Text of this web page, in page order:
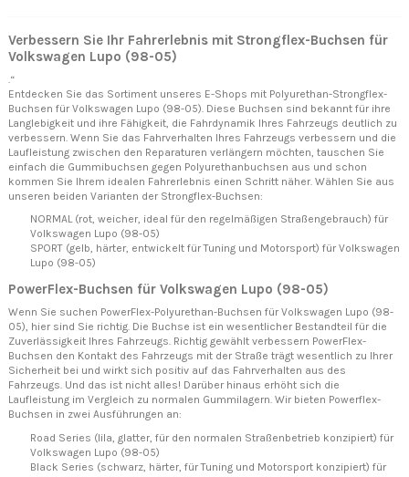
Verbessern Sie Ihr Fahrerlebnis mit Strongflex-Buchsen für
Volkswagen Lupo (98-05)
.“
Entdecken Sie das Sortiment unseres E-Shops mit Polyurethan-Strongflex-
Buchsen für Volkswagen Lupo (98-05). Diese Buchsen sind bekannt für ihre
Langlebigkeit und ihre Fähigkeit, die Fahrdynamik Ihres Fahrzeugs deutlich zu
verbessern. Wenn Sie das Fahrverhalten Ihres Fahrzeugs verbessern und die
Laufleistung zwischen den Reparaturen verlängern möchten, tauschen Sie
einfach die Gummibuchsen gegen Polyurethanbuchsen aus und schon
kommen Sie Ihrem idealen Fahrerlebnis einen Schritt näher. Wählen Sie aus
unseren beiden Varianten der Strongflex-Buchsen:
NORMAL (rot, weicher, ideal für den regelmäßigen Straßengebrauch) für
Volkswagen Lupo (98-05)
SPORT (gelb, härter, entwickelt für Tuning und Motorsport) für Volkswagen
Lupo (98-05)
PowerFlex-Buchsen für Volkswagen Lupo (98-05)
Wenn Sie suchen PowerFlex-Polyurethan-Buchsen für Volkswagen Lupo (98-
05), hier sind Sie richtig. Die Buchse ist ein wesentlicher Bestandteil für die
Zuverlässigkeit Ihres Fahrzeugs. Richtig gewählt verbessern PowerFlex-
Buchsen den Kontakt des Fahrzeugs mit der Straße trägt wesentlich zu Ihrer
Sicherheit bei und wirkt sich positiv auf das Fahrverhalten aus des
Fahrzeugs. Und das ist nicht alles! Darüber hinaus erhöht sich die
Laufleistung im Vergleich zu normalen Gummilagern. Wir bieten Powerflex-
Buchsen in zwei Ausführungen an:
Road Series (lila, glatter, für den normalen Straßenbetrieb konzipiert) für
Volkswagen Lupo (98-05)
Black Series (schwarz, härter, für Tuning und Motorsport konzipiert) für